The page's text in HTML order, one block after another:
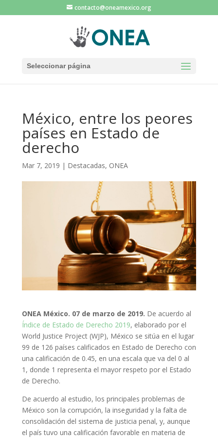
contacto@oneamexico.org
Seleccionar página
México, entre los peores
países en Estado de
derecho
Mar 7, 2019 | Destacadas, ONEA
ONEA México. 07 de marzo de 2019. De acuerdo al
Índice de Estado de Derecho 2019, elaborado por el
World Justice Project (WJP), México se sitúa en el lugar
99 de 126 países calificados en Estado de Derecho con
una calificación de 0.45, en una escala que va del 0 al
1, donde 1 representa el mayor respeto por el Estado
de Derecho.
De acuerdo al estudio, los principales problemas de
México son la corrupción, la inseguridad y la falta de
consolidación del sistema de justicia penal, y, aunque
el país tuvo una calificación favorable en materia de